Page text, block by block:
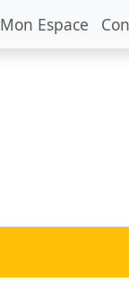
Mon Espace